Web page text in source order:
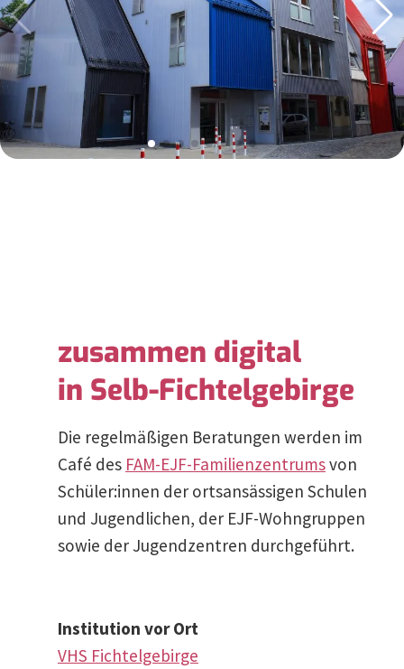
zusammen digital
in Selb-Fichtelgebirge
Die regel­mä­ßigen Beratungen werden im
Café des FAM-EJF-Famili­en­zen­trumsvon
Schüler:innen der ortsan­säs­sigen Schulen
und Jugend­lichen, der EJF-Wohngruppen
sowie der Jugend­zentren durchgeführt.
Insti­tution vor Ort
VHS Fichtel­ge­birge